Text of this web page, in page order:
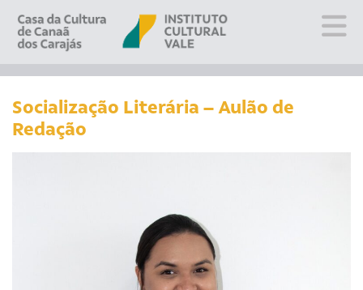
Sobre
Socialização Literária – Aulão de
Redação